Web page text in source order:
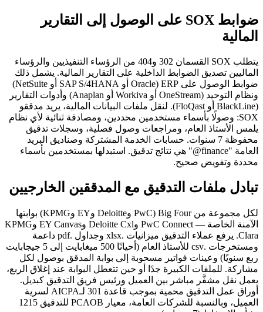
ضوابط SOX على الوصول إلى التقارير
المالية
يتطلب SOX القسمان 302 و404 من الرؤساء التنفيذيين والرؤساء
الماليين تصديق الضوابط الداخلية على التقارير المالية. يشمل ذلك
ضوابط الوصول على ERP (Oracle أو SAP S/4HANA أو NetSuite)
ونظام التوحيد (OneStream أو Workiva أو Anaplan) وأدوات التقارير
(BlackLine أو FloQast). لنقل ملفات البيانات المالية، يريد مدققو
SOX: وصولًا بأسماء مستخدمين محددين، ومصادقة ثنائية لأي نظام
يلمس الأستاذ العام، ومراجعات وصول فصلية، وسجلات تدقيق
محفوظة 7 سنوات. حسابات الخدمة المشتركة وصناديق البريد
العامة "finance@" هي نتائج تدقيق. استبدلها بمستخدمين بأسماء
محددة وتفويض صحيح.
تبادل ملفات التدقيق مع المدققين الخارجيين
لكل مجموعة من Big Four (PwC وDeloitte وEY وKPMG) بوابتها
الآمنة الخاصة — PwC Connect وDeloitte Cxl وEY Canvas وKPMG
Clara. يرفع عملاء التدقيق ميزانيات .xlsx وجداول .pdf داعمة
ومستخرجات .csv للأستاذ العام (أحيانًا 500 ميغابايت إلى 5 جيجابايت
ربع سنويًا) وعينات فواتير مسحوبة إلى بوابة المدقق بوصول لكل
مشاركة. للملفات الكبيرة جدًا أو حين تتعطل البوابة عند إغلاق الربع،
يعمل نقل مشفَّر مباشر بين العميل ورئيس فريق التدقيق كبديل.
أوراق عمل التدقيق محمية بموجب قاعدة 301 لـAICPA لسرية
العميل، وبالنسبة للشركات العامة، معيار PCAOB للتدقيق 1215